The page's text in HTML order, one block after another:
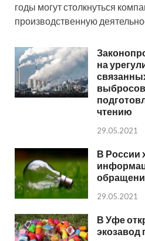
годы могут столкнуться
производственную
на
чтению
29.05.2021
В России
29.05.2021
В Уфе
экозавод